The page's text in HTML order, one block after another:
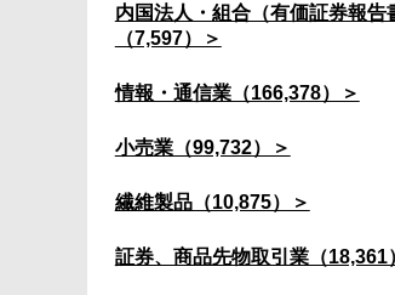
内国法人・組合（有価証券報告
（7,597）＞
情報・通信業（166,378）＞
小売業（99,732）＞
繊維製品（10,875）＞
証券、商品先物取引業（18,361